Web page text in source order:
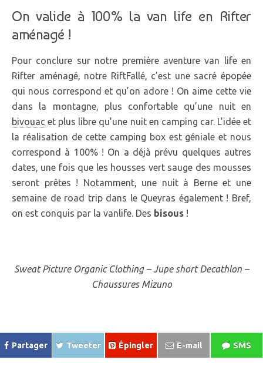
On valide à 100% la van life en Rifter
aménagé !
Pour conclure sur notre première aventure van life en
Rifter aménagé, notre RiftFallé, c’est une sacré épopée
qui nous correspond et qu’on adore ! On aime cette vie
dans la montagne, plus confortable qu’une nuit en
bivouac et plus libre qu’une nuit en camping car. L’idée et
la réalisation de cette camping box est géniale et nous
correspond à 100% ! On a déjà prévu quelques autres
dates, une fois que les housses vert sauge des mousses
seront prêtes ! Notamment, une nuit à Berne et une
semaine de road trip dans le Queyras également ! Bref,
on est conquis par la vanlife. Des bisous !
Sweat Picture Organic Clothing – Jupe short Decathlon –
Chaussures Mizuno
Partager Tweeter Épingler E-mail SMS